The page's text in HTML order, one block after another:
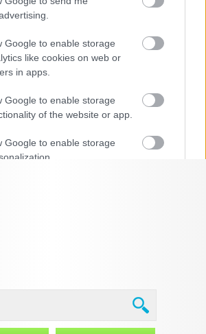
Google to enable storage
like cookies on web or
in apps.
Google to enable storage
of the website or app.
Google to enable storage
Privacy Policy